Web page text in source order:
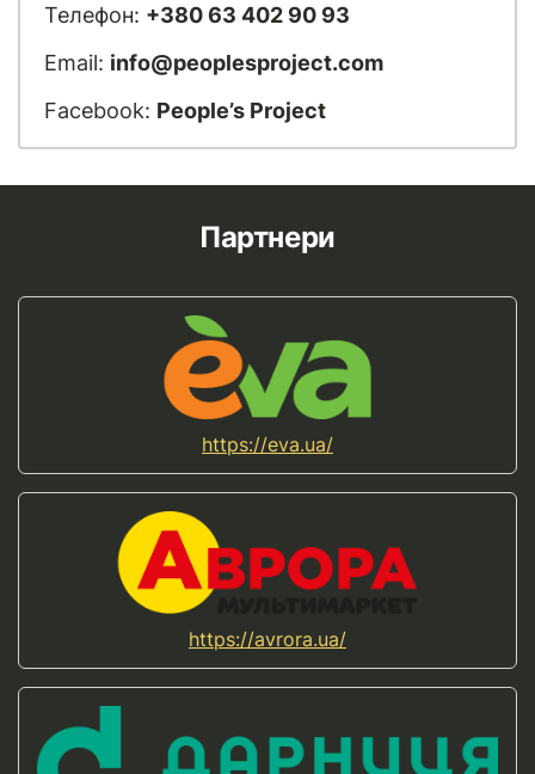
Телефон: +380 63 402 90 93
Email: info@peoplesproject.com
Facebook: People’s Project
Партнери
https://eva.ua/
https://avrora.ua/